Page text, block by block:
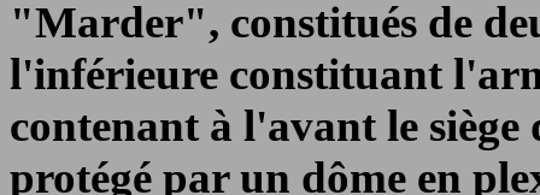
"Marder", constitués de
l'inférieure constituant
contenant à l'avant le
protégé par un dôme en